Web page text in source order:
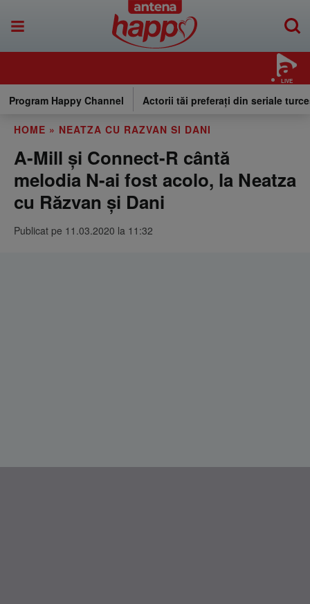
LIVE
Program Happy Channel Actorii tăi preferați din seriale
HOME » NEATZA CU RAZVAN SI DANI
A-Mill și Connect-R cântă
melodia N-ai fost acolo, la Neatza
cu Răzvan și Dani
Publicat pe 11.03.2020 la 11:32